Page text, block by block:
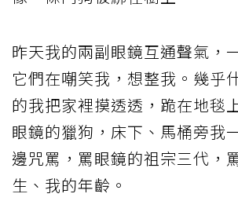
昨天我的兩副眼鏡互通聲氣，
它們在嘲笑我，想整我。幾乎
的我把家裡摸透透，跪在地毯
眼鏡的獵狗，床下、馬桶旁我
邊咒罵，罵眼鏡的祖宗三代，
生、我的年齡。